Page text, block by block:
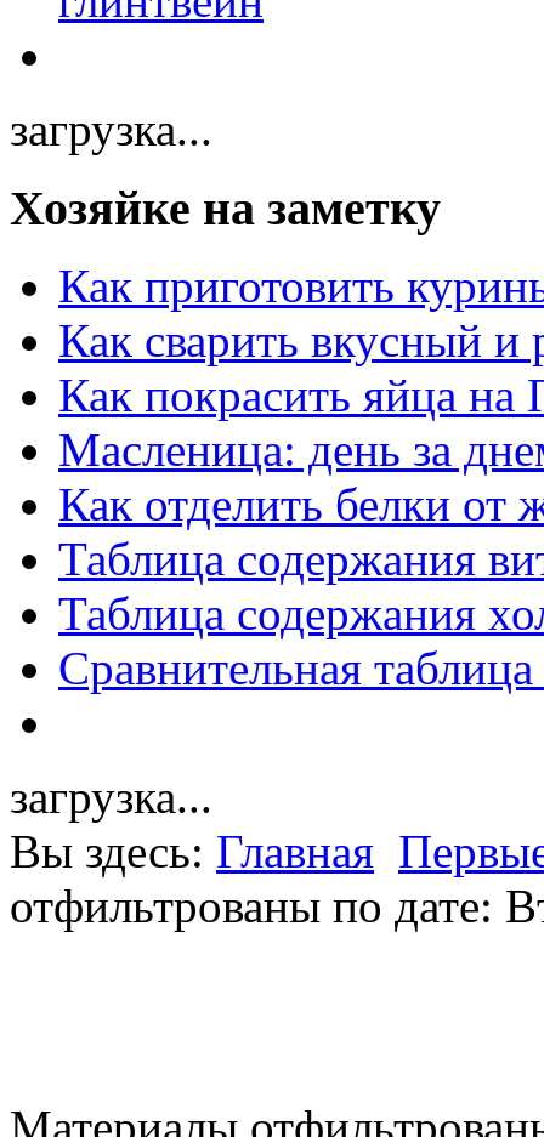
загрузка...
Хозяйке на заметку
Как приготовить
Как сварить вкусный и
Как покрасить яйца на
Масленица: день за
Как отделить белки от
Таблица содержания
Таблица содержания
Сравнительная
загрузка...
Вы здесь: Главная
отфильтрованы по дате: